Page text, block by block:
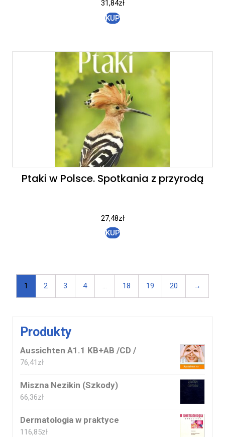
31,84zł
KUP
Ptaki w Polsce. Spotkania z przyrodą
27,48zł
KUP
1 2 3 4 … 18 19 20 →
Produkty
Aussichten A1.1 KB+AB /CD /
76,41 zł
Miszna Nezikin (Szkody)
66,36zł
Dermatologia w praktyce
116,85zł